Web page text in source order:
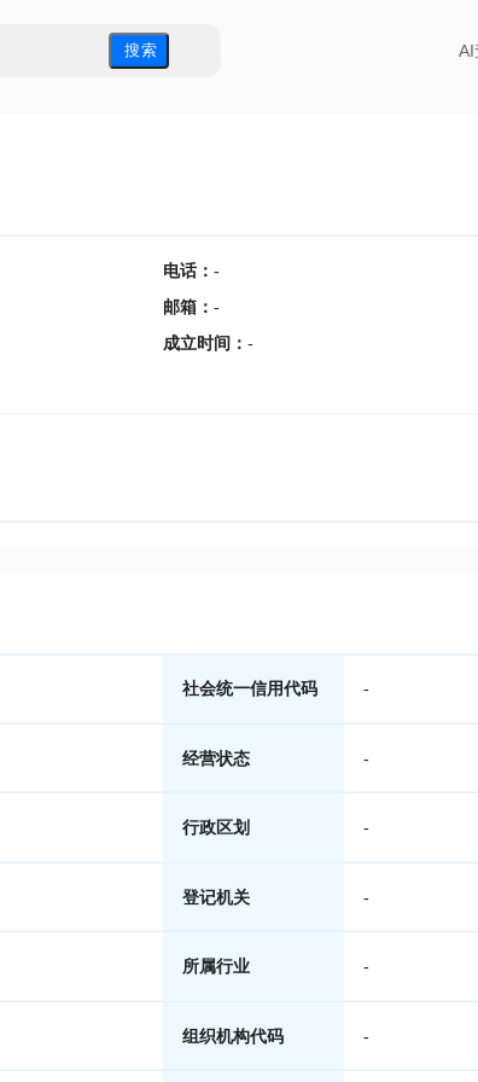
搜 索 AI
电话： -
邮箱 ： -
成立时间 ： -
社会统一信用代码 -
经营状态 -
行政区划 -
登记机关 -
所属行业 -
组织机构代码 -